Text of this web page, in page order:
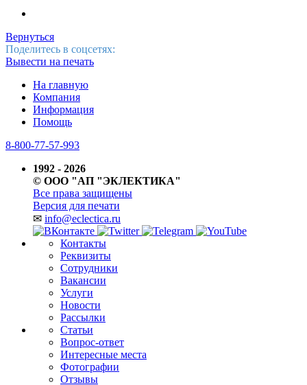
Вернуться
Поделитесь в соцсетях:
Вывести на печать
На главную
Компания
Информация
Помощь
8-800-77-57-993
1992 - 2026
© ООО "АП "ЭКЛЕКТИКА"
Все права защищены
Версия для печати
✉ info@eclectica.ru
Контакты
Реквизиты
Сотрудники
Вакансии
Услуги
Новости
Рассылки
Статьи
Вопрос-ответ
Интересные места
Фотографии
Отзывы